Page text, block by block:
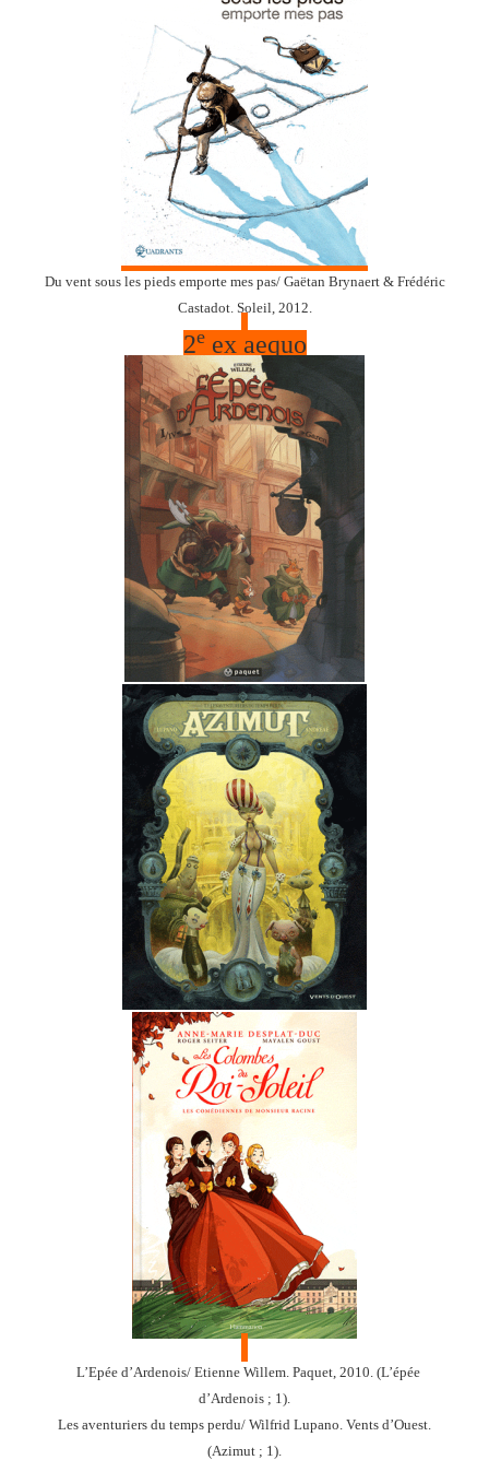
Du vent sous les pieds emporte mes pas/ Gaëtan Brynaert & Frédéric
Castadot. Soleil, 2012.
2eex aequo
L’Epée d’Ardenois/ Etienne Willem. Paquet, 2010. (L’épée
d’Ardenois ; 1).
Les aventuriers du temps perdu/ Wilfrid Lupano. Vents d’Ouest.
(Azimut ; 1).